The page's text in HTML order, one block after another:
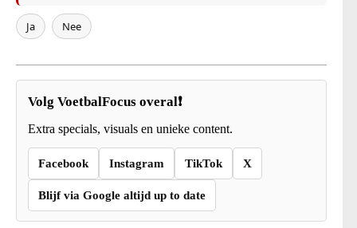
Ja Nee
Volg VoetbalFocus overal❗
Extra specials, visuals en unieke content.
Facebook Instagram TikTok X
Blijf via Google altijd up to date